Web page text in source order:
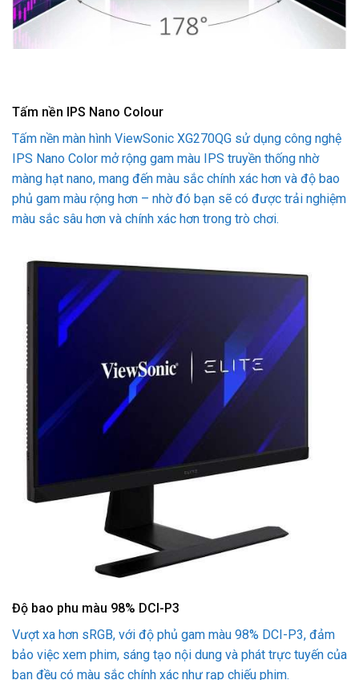
Tấm nền IPS Nano Colour
Tấm nền màn hình ViewSonic XG270QG sử dụng công nghệ
IPS Nano Color mở rộng gam màu IPS truyền thống nhờ
màng hạt nano, mang đến màu sắc chính xác hơn và độ bao
phủ gam màu rộng hơn – nhờ đó bạn sẽ có được trải nghiệm
màu sắc sâu hơn và chính xác hơn trong trò chơi.
Độ bao phu màu 98% DCI-P3
Vượt xa hơn sRGB, với độ phủ gam màu 98% DCI-P3, đảm
bảo việc xem phim, sáng tạo nội dung và phát trực tuyến của
bạn đều có màu sắc chính xác như rạp chiếu phim.